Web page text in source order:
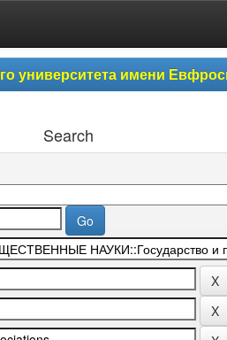
университета имени
Search